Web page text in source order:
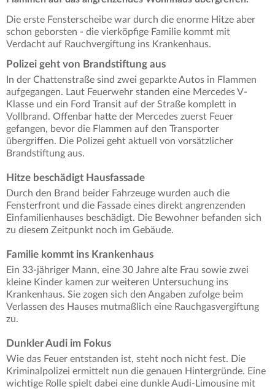
Die erste Fensterscheibe war durch die enorme Hitze aber
schon geborsten - die vierköpfige Familie kommt mit
Verdacht auf Rauchvergiftung ins Krankenhaus.
Polizei geht von Brandstiftung aus
In der Chattenstraße sind zwei geparkte Autos in Flammen
aufgegangen. Laut Feuerwehr standen eine Mercedes V-
Klasse und ein Ford Transit auf der Straße komplett in
Vollbrand. Offenbar hatte der Mercedes zuerst Feuer
gefangen, bevor die Flammen auf den Transporter
übergriffen. Die Polizei geht aktuell von vorsätzlicher
Brandstiftung aus.
Hitze beschädigt Hausfassade
Durch den Brand beider Fahrzeuge wurden auch die
Fensterfront und die Fassade eines direkt angrenzenden
Einfamilienhauses beschädigt. Die Bewohner befanden sich
zu diesem Zeitpunkt noch im Gebäude.
Familie kommt ins Krankenhaus
Ein 33-jähriger Mann, eine 30 Jahre alte Frau sowie zwei
kleine Kinder kamen zur weiteren Untersuchung ins
Krankenhaus. Sie zogen sich den Angaben zufolge beim
Verlassen des Hauses mutmaßlich eine Rauchgasvergiftung
zu.
Dunkler Audi im Fokus
Wie das Feuer entstanden ist, steht noch nicht fest. Die
Kriminalpolizei ermittelt nun die genauen Hintergründe. Eine
wichtige Rolle spielt dabei eine dunkle Audi-Limousine mit